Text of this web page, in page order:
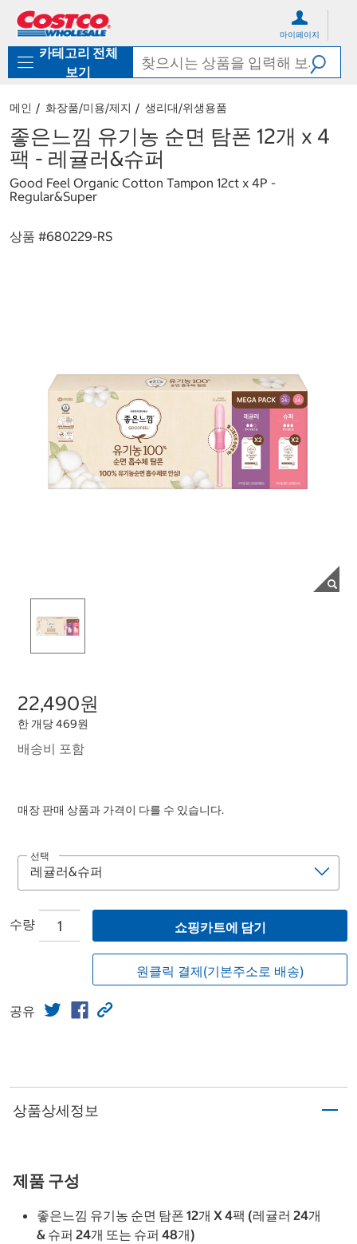
로
기
가
마이페이지
카테고리 전체
보기
메인 화장품/미용/제지 생리대/위생용품
좋은느낌 유기농 순면 탐폰 12개 x 4
팩 - 레귤러&슈퍼
Good Feel Organic Cotton Tampon 12ct x 4P -
Regular&Super
상품 #680229-RS
22,490원
한 개당 469원
배송비 포함
매장 판매 상품과 가격이 다를 수 있습니다.
선택
수량 쇼핑카트에 담기
원클릭 결제(기본주소로 배송)
공유
상품상세정보
제품 구성
좋은느낌 유기농 순면 탐폰 12개 X 4팩 (레귤러 24개
& 슈퍼 24개 또는 슈퍼 48개)